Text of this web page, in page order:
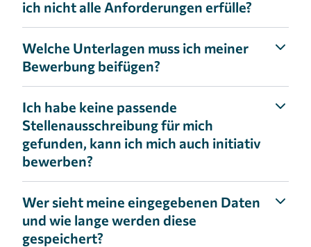
ich nicht alle Anforderungen erfülle?
Welche Unterlagen muss ich meiner
Bewerbung beifügen?
Ich habe keine passende
Stellenausschreibung für mich
gefunden, kann ich mich auch initiativ
bewerben?
Wer sieht meine eingegebenen Daten
und wie lange werden diese
gespeichert?